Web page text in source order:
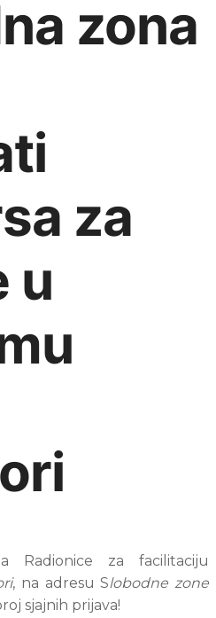
zona
za
u
Radionice za facilitaciju
, na adresu Slobodne zone
sjajnih prijava!